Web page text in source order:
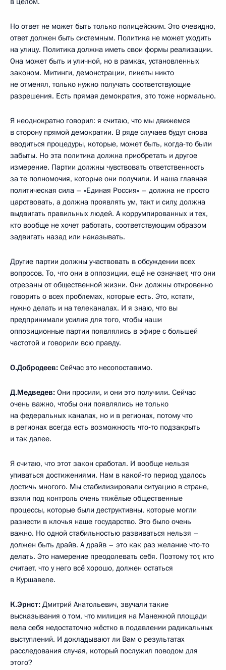
Но ответ не может быть только полицейским. Это очевидно,
ответ должен быть системным. Политика не может уходить
на улицу. Политика должна иметь свои формы реализации.
Она может быть и уличной, но в рамках, установленных
законом. Митинги, демонстрации, пикеты никто
не отменял, только нужно получать соответствующие
разрешения. Есть прямая демократия, это тоже нормально.
Я неоднократно говорил: я считаю, что мы движемся
в сторону прямой демократии. В ряде случаев будут снова
вводиться процедуры, которые, может быть, когда‑то были
забыты. Но эта политика должна приобретать и другое
измерение. Партии должны чувствовать ответственность
за те полномочия, которые они получили. И наша главная
политическая сила – «Единая Россия» – должна не просто
царствовать, а должна проявлять ум, такт и силу, должна
выдвигать правильных людей. А коррумпированных и тех,
кто вообще не хочет работать, соответствующим образом
задвигать назад или наказывать.
Другие партии должны участвовать в обсуждении всех
вопросов. То, что они в оппозиции, ещё не означает, что они
отрезаны от общественной жизни. Они должны откровенно
говорить о всех проблемах, которые есть. Это, кстати,
нужно делать и на телеканалах. И я знаю, что вы
предпринимали усилия для того, чтобы наши
оппозиционные партии появлялись в эфире с большей
частотой и говорили всю правду.
О.Добродеев: Сейчас это несопоставимо.
Д.Медведев: Они просили, и они это получили. Сейчас
очень важно, чтобы они появлялись не только
на федеральных каналах, но и в регионах, потому что
в регионах всегда есть возможность что‑то подзакрыть
и так далее.
Я считаю, что этот закон сработал. И вообще нельзя
упиваться достижениями. Нам в какой‑то период удалось
достичь многого. Мы стабилизировали ситуацию в стране,
взяли под контроль очень тяжёлые общественные
процессы, которые были деструктивны, которые могли
разнести в клочья наше государство. Это было очень
важно. Но одной стабильностью развиваться нельзя –
должен быть драйв. А драйв – это как раз желание что‑то
делать. Это намерение преодолевать себя. Поэтому тот, кто
считает, что у него всё хорошо, должен остаться
в Куршавеле.
К.Эрнст: Дмитрий Анатольевич, звучали такие
высказывания о том, что милиция на Манежной площади
вела себя недостаточно жёстко в подавлении радикальных
выступлений. И докладывают ли Вам о результатах
расследования случая, который послужил поводом для
этого?